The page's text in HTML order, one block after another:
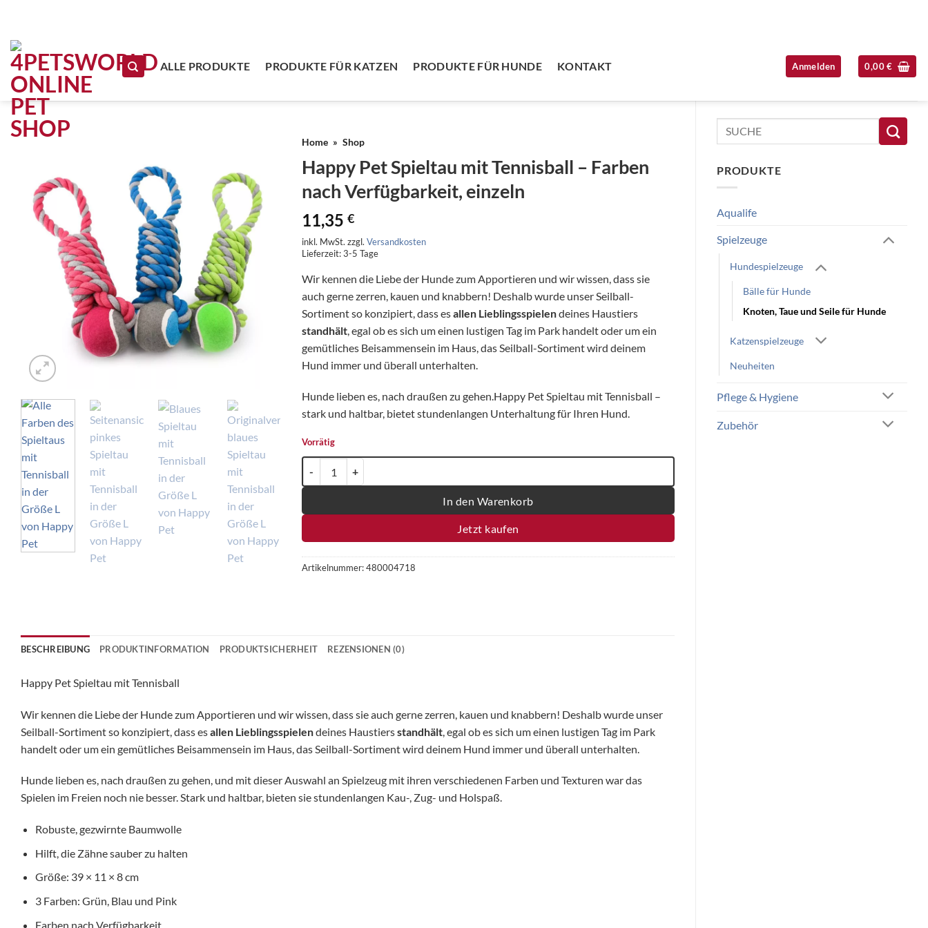
Zum Inhalt springen
ALLE PRODUKTE
PRODUKTE FÜR KATZEN PRODUKTE FÜR HUNDE KONTAKT Anmelden 0,00€
Suchen
nach:
PRODUKTE
Aqualife
Spielzeuge
Hundespielzeuge
Bälle für Hunde
Knoten, Taue und Seile für Hunde
Katzenspielzeuge
Neuheiten
Pflege & Hygiene
Zubehör
Home » Shop
Happy Pet Spieltau mit Tennisball – Farben
nach Verfügbarkeit, einzeln
11,35€
inkl. MwSt. zzgl.Versandkosten
Lieferzeit:3-5 Tage
Wir kennen die Liebe der Hunde zum Apportieren und wir wissen, dass sie
auch gerne zerren, kauen und knabbern! Deshalb wurde unser Seilball-
Sortiment so konzipiert, dass esallen Lieblingsspielendeines Haustiers
standhält , egal ob es sich um einen lustigen Tag im Park handelt oder um ein
gemütliches Beisammensein im Haus, das Seilball-Sortiment wird deinem
Hund immer und überall unterhalten.
Hunde lieben es, nach draußen zu gehen.Happy Pet Spieltau mit Tennisball –
stark und haltbar, bietet stundenlangen Unterhaltung für Ihren Hund.
Vorrätig
In den Warenkorb
Jetzt kaufen
Artikelnummer:480004718
BESCHREIBUNG PRODUKTINFORMATION PRODUKTSICHERHEIT REZENSIONEN (0)
Happy Pet Spieltau mit Tennisball
Wir kennen die Liebe der Hunde zum Apportieren und wir wissen, dass sie auch gerne zerren, kauen und knabbern! Deshalb wurde unser
Seilball-Sortiment so konzipiert, dass esallen Lieblingsspielendeines Haustiersstandhält , egal ob es sich um einen lustigen Tag im Park
handelt oder um ein gemütliches Beisammensein im Haus, das Seilball-Sortiment wird deinem Hund immer und überall unterhalten.
Hunde lieben es, nach draußen zu gehen, und mit dieser Auswahl an Spielzeug mit ihren verschiedenen Farben und Texturen war das
Spielen im Freien noch nie besser. Stark und haltbar, bieten sie stundenlangen Kau-, Zug- und Holspaß.
Robuste, gezwirnte Baumwolle
Hilft, die Zähne sauber zu halten
Größe: 39 × 11 × 8 cm
3 Farben: Grün, Blau und Pink
Farben nach Verfügbarkeit